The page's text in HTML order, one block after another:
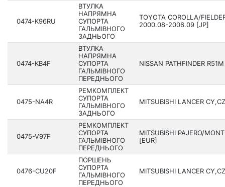
0474-K96RU
ВТУЛКА
НАПРЯМНА
СУПОРТА
ГАЛЬМІВНОГО
ЗАДНЬОГО
TOYOTA COROLLA/
2000.08-2006.09 [JP]
0474-KB4F
ВТУЛКА
НАПРЯМНА
СУПОРТА
ГАЛЬМІВНОГО
ПЕРЕДНЬОГО
NISSAN PATHFINDER
0475-NA4R
РЕМКОМПЛЕКТ
СУПОРТА
ГАЛЬМІВНОГО
ЗАДНЬОГО
MITSUBISHI LANCER
0475-V97F
РЕМКОМПЛЕКТ
СУПОРТА
ГАЛЬМІВНОГО
ПЕРЕДНЬОГО
MITSUBISHI PAJERO/
[EUR]
0476-CU20F
ПОРШЕНЬ
СУПОРТА
ГАЛЬМІВНОГО
ПЕРЕДНЬОГО
MITSUBISHI LANCER